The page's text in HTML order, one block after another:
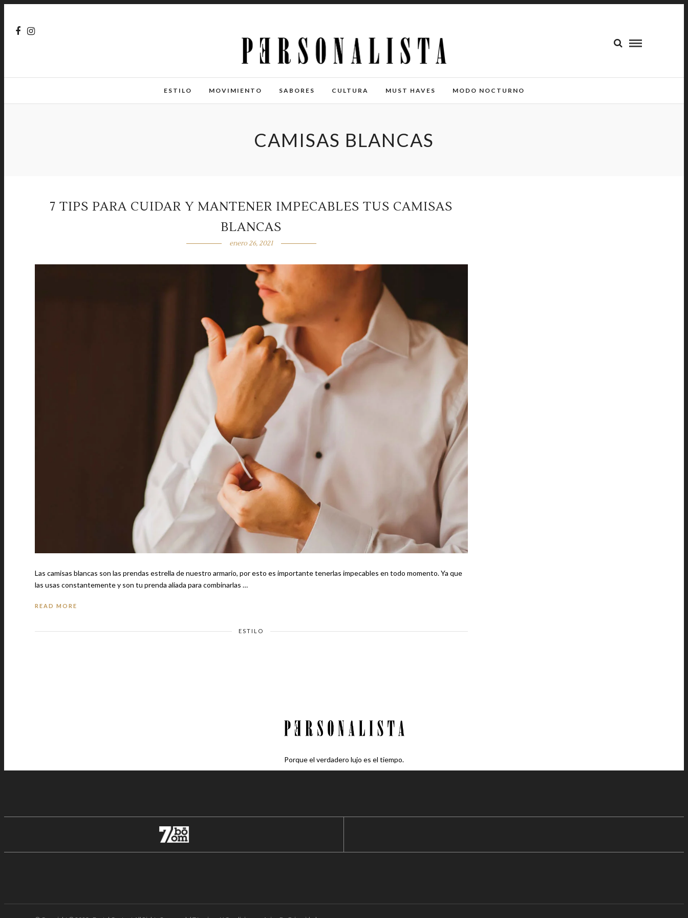
ESTILO MOVIMIENTO SABORES CULTURA MUST HAVES MODO NOCTURNO
CAMISAS BLANCAS
7 TIPS PARA CUIDAR Y MANTENER IMPECABLES TUS CAMISAS
BLANCAS
enero 26, 2021
Las camisas blancas son las prendas estrella de nuestro armario, por esto es importante tenerlas impecables en todo momento. Ya que
las usas constantemente y son tu prenda aliada para combinarlas …
READ MORE
ESTILO
Porque el verdadero lujo es el tiempo.